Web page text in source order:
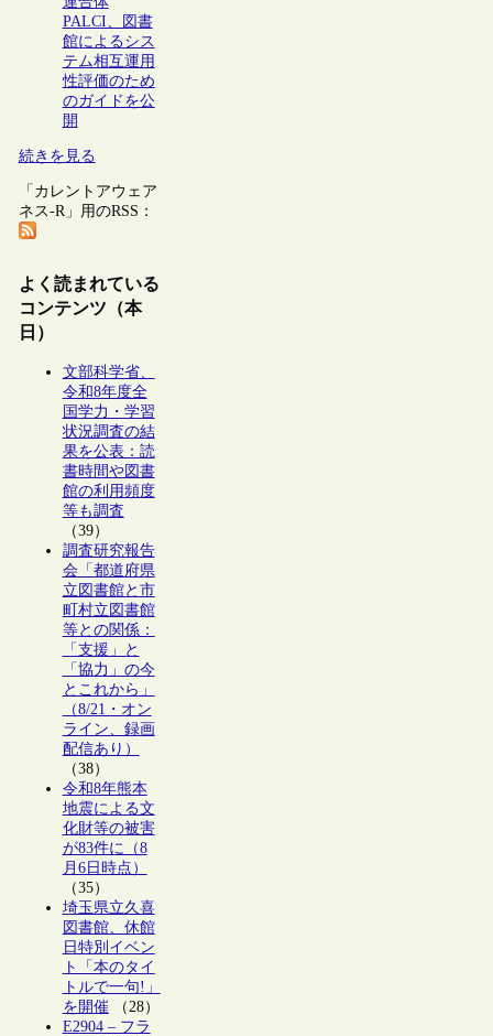
PALCI、図書
館によるシス
テム相互運用
性評価のため
のガイドを公
開
続きを見る
「カレントアウェア
ネス-R」用のRSS：
よく読まれている
コンテンツ（本
日）
文部科学省、
令和8年度全
国学力・学習
状況調査の結
果を公表：読
書時間や図書
館の利用頻度
等も調査
（39）
調査研究報告
会「都道府県
立図書館と市
町村立図書館
等との関係：
「支援」と
「協力」の今
とこれから」
（8/21・オン
ライン、録画
配信あり）
（38）
令和8年熊本
地震による文
化財等の被害
が83件に（8
月6日時点）
（35）
埼玉県立久喜
図書館、休館
日特別イベン
ト「本のタイ
トルで一句!」
を開催（28）
E2904 – フラ